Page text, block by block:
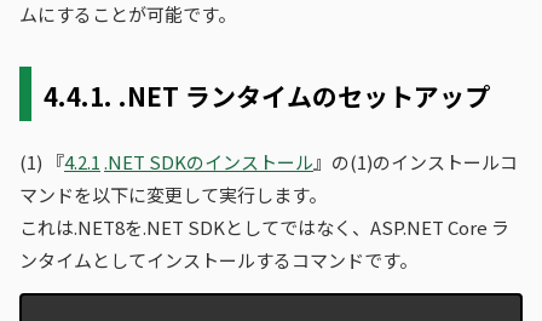
ムにすることが可能です。
4.4.1. .NET ランタイムのセットアップ
(1) 『4.2.1 .NET SDKのインストール』の(1)のインストールコ
マンドを以下に変更して実行します。
これは.NET8を.NET SDKとしてではなく、ASP.NET Core ラ
ンタイムとしてインストールするコマンドです。